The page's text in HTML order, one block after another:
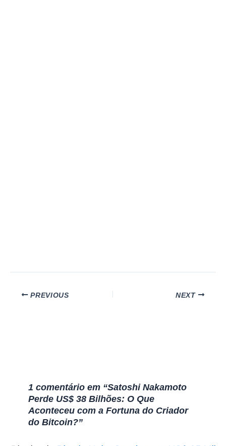
PREVIOUS NEXT
1 comentário em “Satoshi Nakamoto
Perde US$ 38 Bilhões: O Que
Aconteceu com a Fortuna do Criador
do Bitcoin?”